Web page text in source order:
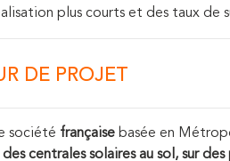
plus courts et des taux de
DE PROJET
société française basée en
centrales solaires au sol, sur